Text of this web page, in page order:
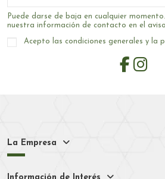
Puede darse de baja en cualquier
nuestra información de contacto en el
Acepto las condiciones generales y la
La Empresa